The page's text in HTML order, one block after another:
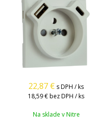
22,87 € s DPH / ks
18,59 €bez DPH / ks
Na sklade v Nitre